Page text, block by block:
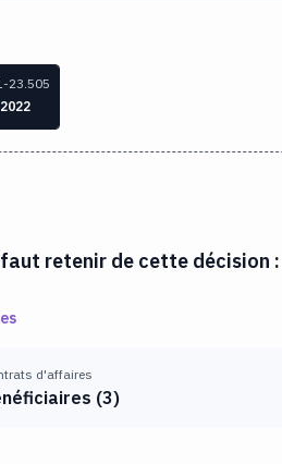
23.505
faut retenir de cette décision :
d'affaires
(3)